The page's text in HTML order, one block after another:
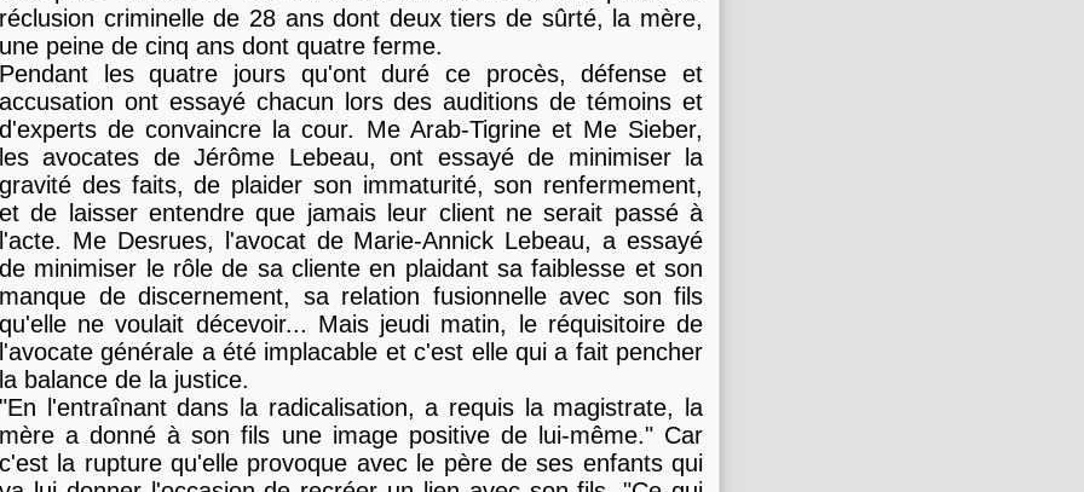
réclusion criminelle de 28 ans dont deux tiers de sûrté, la mère,
une peine de cinq ans dont quatre ferme.
Pendant les quatre jours qu'ont duré ce procès, défense et
accusation ont essayé chacun lors des auditions de témoins et
d'experts de convaincre la cour. Me Arab-Tigrine et Me Sieber,
les avocates de Jérôme Lebeau, ont essayé de minimiser la
gravité des faits, de plaider son immaturité, son renfermement,
et de laisser entendre que jamais leur client ne serait passé à
l'acte. Me Desrues, l'avocat de Marie-Annick Lebeau, a essayé
de minimiser le rôle de sa cliente en plaidant sa faiblesse et son
manque de discernement, sa relation fusionnelle avec son fils
qu'elle ne voulait décevoir... Mais jeudi matin, le réquisitoire de
l'avocate générale a été implacable et c'est elle qui a fait pencher
la balance de la justice.
"En l'entraînant dans la radicalisation, a requis la magistrate, la
mère a donné à son fils une image positive de lui-même." Car
c'est la rupture qu'elle provoque avec le père de ses enfants qui